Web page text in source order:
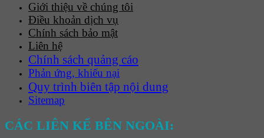
Giới thiệu về chúng tôi
Điều khoản dịch vụ
Chính sách bảo mật
Liên hệ
Chính sách quảng cáo
Phản ứng, khiếu nại
Quy trình biên tập nội dung
Sitemap
CÁC LIÊN KẾ BÊN NGOÀI: